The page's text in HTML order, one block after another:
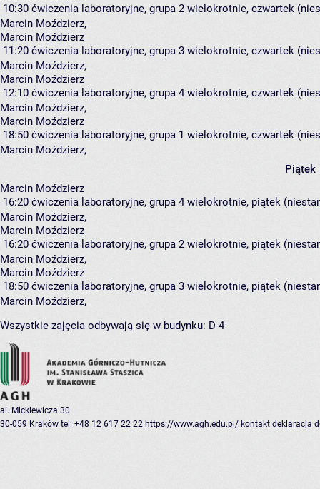
10:30 ćwiczenia laboratoryjne, grupa 2 wielokrotnie, czwartek
Marcin Moździerz,
Marcin Moździerz
11:20 ćwiczenia laboratoryjne, grupa 3 wielokrotnie, czwartek
Marcin Moździerz,
Marcin Moździerz
12:10 ćwiczenia laboratoryjne, grupa 4 wielokrotnie, czwartek
Marcin Moździerz,
Marcin Moździerz
18:50 ćwiczenia laboratoryjne, grupa 1 wielokrotnie, czwartek
Marcin Moździerz,
Piątek
Marcin Moździerz
16:20 ćwiczenia laboratoryjne, grupa 4 wielokrotnie, piątek
Marcin Moździerz,
Marcin Moździerz
16:20 ćwiczenia laboratoryjne, grupa 2 wielokrotnie, piątek
Marcin Moździerz,
Marcin Moździerz
18:50 ćwiczenia laboratoryjne, grupa 3 wielokrotnie, piątek
Marcin Moździerz,
Wszystkie zajęcia odbywają się w budynku: D-4
al. Mickiewicza 30
30-059 Kraków tel: +48 12 617 22 22 https://www.agh.edu.pl/ kontakt deklaracja